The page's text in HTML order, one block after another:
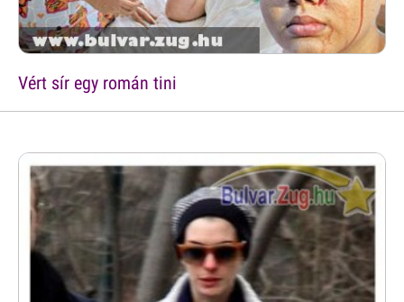
Vért sír egy román tini